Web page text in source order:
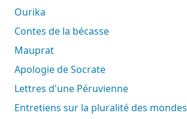
Ourika
Contes de la bécasse
Mauprat
Apologie de Socrate
Lettres d'une Péruvienne
Entretiens sur la pluralité des mondes